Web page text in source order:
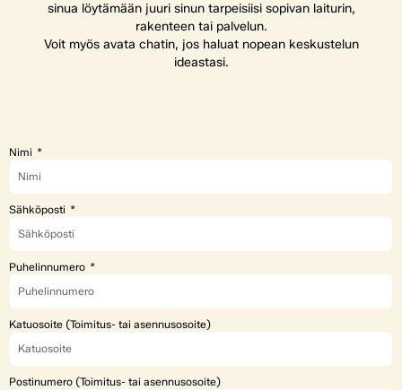
sinua löytämään juuri sinun tarpeisiisi sopivan laiturin,
rakenteen tai palvelun.
Voit myös avata chatin, jos haluat nopean keskustelun
ideastasi.
Nimi
Sähköposti
Puhelinnumero
Katuosoite (Toimitus- tai asennusosoite)
Postinumero (Toimitus- tai asennusosoite)